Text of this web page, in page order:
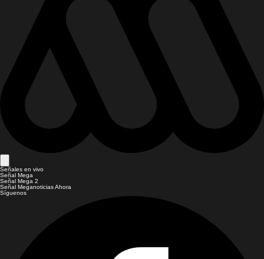
Señales en vivo
Señal Mega
Señal Mega 2
Señal Meganoticias Ahora
Síguenos